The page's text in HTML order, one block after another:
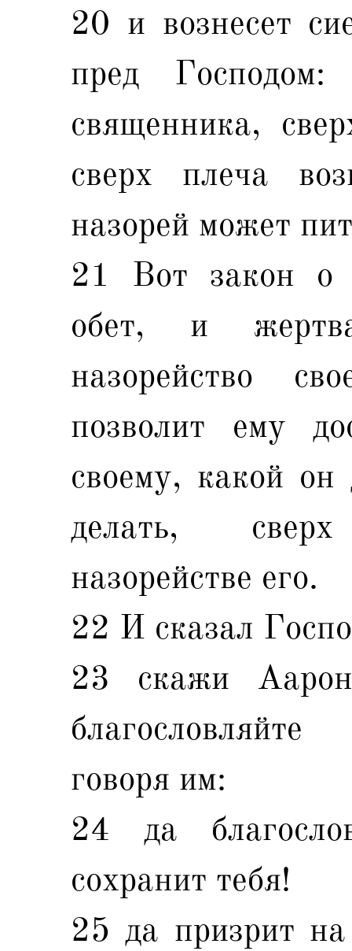
20 и вознесет
пред
священника,
сверх плеча
назорей может
21 Вот закон о
обет, и
назорейство
позволит ему
своему, какой
делать,
назорействе его.
22 И сказал
23 скажи
говоря им:
24 да
сохранит тебя!
25 да призрит